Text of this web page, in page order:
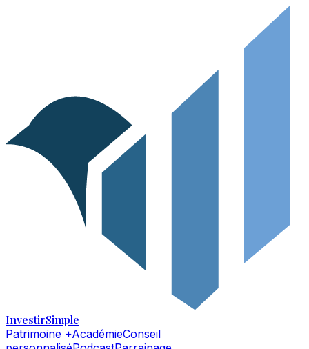
InvestirSimple
Patrimoine +AcadémieConseil